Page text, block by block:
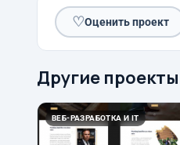
♡Оценить проект
Другие проекты
ВЕБ-РАЗРАБОТКА И IT